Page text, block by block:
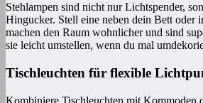
Stehlampen sind nicht nur Lichtspender,
Hingucker. Stell eine neben dein Bett oder
machen den Raum wohnlicher und sind
sie leicht umstellen, wenn du mal
Tischleuchten für flexible
Kombiniere Tischleuchten mit Kommoden